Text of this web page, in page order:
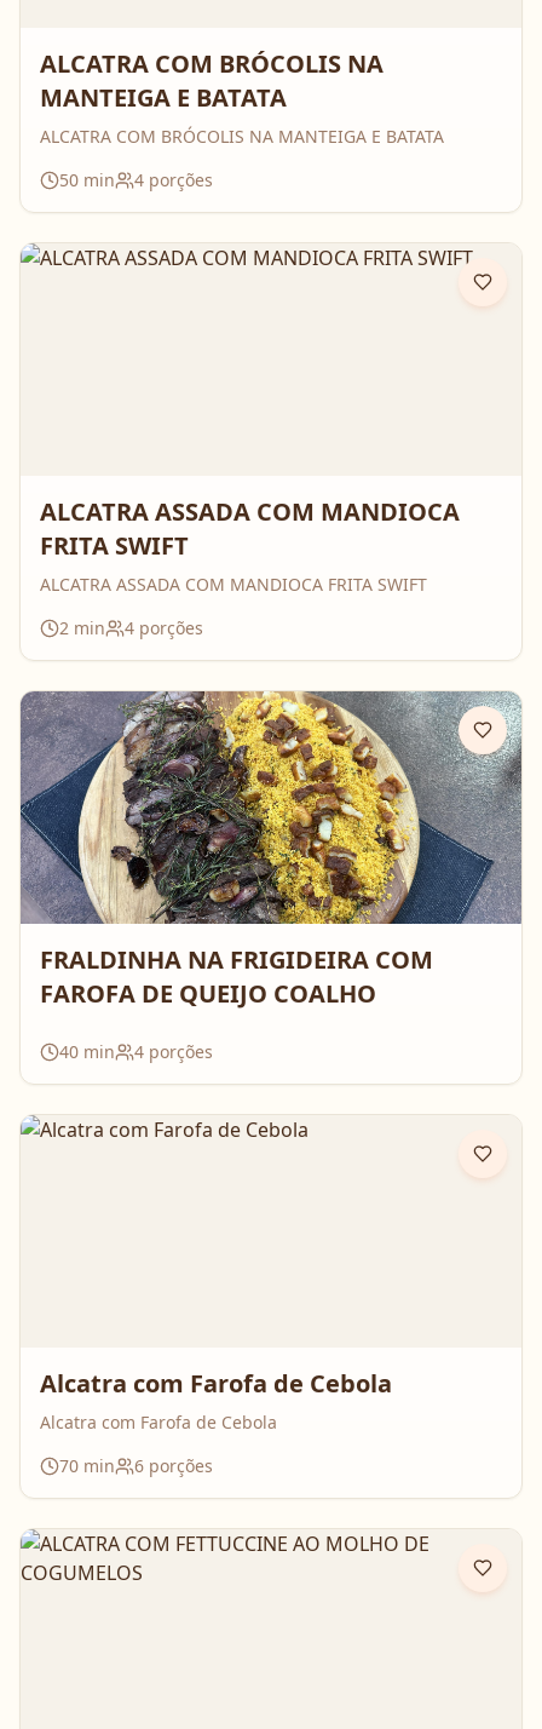
ALCATRA COM BRÓCOLIS NA
MANTEIGA E BATATA
ALCATRA COM BRÓCOLIS NA MANTEIGA E BATATA
50 min 4 porções
ALCATRA ASSADA COM MANDIOCA
FRITA SWIFT
ALCATRA ASSADA COM MANDIOCA FRITA SWIFT
2 min 4 porções
FRALDINHA NA FRIGIDEIRA COM
FAROFA DE QUEIJO COALHO
40 min 4 porções
Alcatra com Farofa de Cebola
Alcatra com Farofa de Cebola
70 min 6 porções